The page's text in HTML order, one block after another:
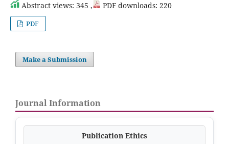
Abstract views: 345 , PDF downloads: 220
PDF
Make a Submission
Journal Information
Publication Ethics